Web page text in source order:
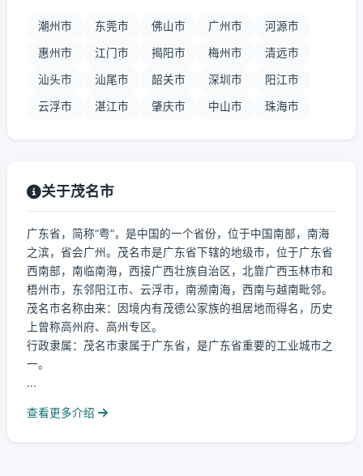
潮州市 东莞市 佛山市 广州市 河源市
惠州市 江门市 揭阳市 梅州市 清远市
汕头市 汕尾市 韶关市 深圳市 阳江市
云浮市 湛江市 肇庆市 中山市 珠海市
关于茂名市
广东省，简称“粤”，是中国的一个省份，位于中国南部，南海
之滨，省会广州。茂名市是广东省下辖的地级市，位于广东省
西南部，南临南海，西接广西壮族自治区，北靠广西玉林市和
梧州市，东邻阳江市、云浮市，南濒南海，西南与越南毗邻。
茂名市名称由来：因境内有茂德公家族的祖居地而得名，历史
上曾称高州府、高州专区。
行政隶属：茂名市隶属于广东省，是广东省重要的工业城市之
一。
...
查看更多介绍